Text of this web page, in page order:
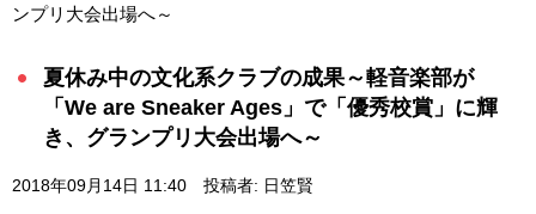
ンプリ大会出場へ～
夏休み中の文化系クラブの成果～軽音楽部が
「We are Sneaker Ages」で「優秀校賞」に輝
き、グランプリ大会出場へ～
2018年09月14日 11:40 投稿者: 日笠賢